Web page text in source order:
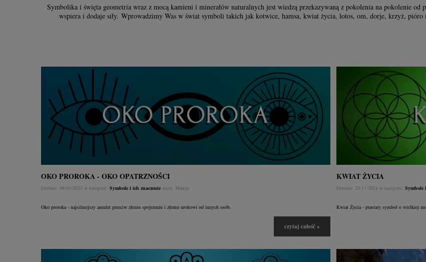
Symbolika i święta geometria wraz z mocą kamieni i minerałów naturalnych jest wiedzą przekazywaną z pokolenia na pokolenie
wspiera i dodaje siły. Wprowadzimy Was w świat symboli takich jak kotwice, hamsa, kwiat życia, lotos, om, dorje, krzyż, pióro
OKO PROROKA - OKO OPATRZNOŚCI
Dodano: 08-03-2023 w kategorii: Symbole i ich znaczenie autor: Marcin
Oko proroka - najsilniejszy amulet przeciw złemu spojrzeniu i złemu urokowi od innych osób.
czytaj całość »
KWIAT ŻYCIA
Dodano: 23-11-2021 w kategorii: Symbole
Kwiat Życia - prastary symbol o wielkiej